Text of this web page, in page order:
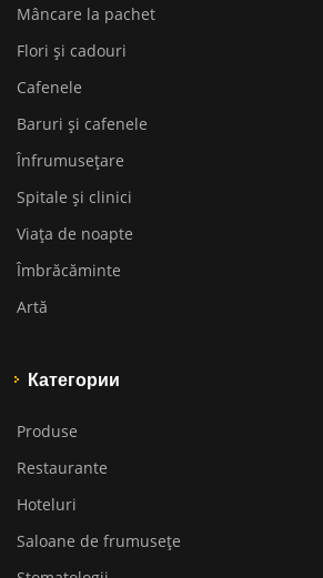
Mâncare la pachet
Flori și cadouri
Cafenele
Baruri și cafenele
Înfrumusețare
Spitale și clinici
Viața de noapte
Îmbrăcăminte
Artă
Категории
Produse
Restaurante
Hoteluri
Saloane de frumusețe